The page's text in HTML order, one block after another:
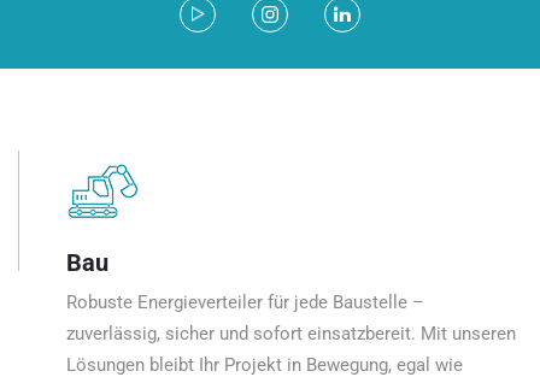
Bau
Robuste Energieverteiler für jede Baustelle –
zuverlässig, sicher und sofort einsatzbereit. Mit unseren
Lösungen bleibt Ihr Projekt in Bewegung, egal wie